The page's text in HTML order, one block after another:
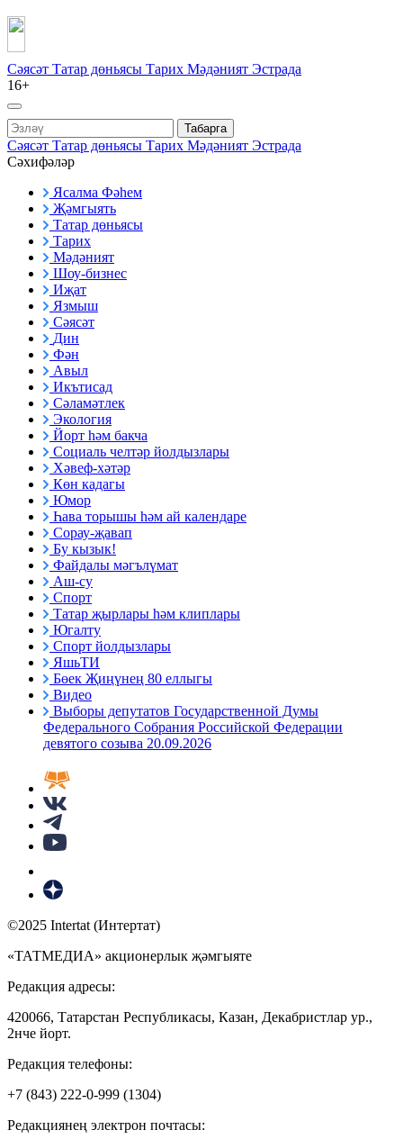
Сәясәт Татар дөньясы Тарих Мәдәният Эстрада
16+
Табарга
Сәясәт Татар дөньясы Тарих Мәдәният Эстрада
Сәхифәләр
Ясалма Фәһем
Җәмгыять
Татар дөньясы
Тарих
Мәдәният
Шоу-бизнес
Иҗат
Язмыш
Сәясәт
Дин
Фән
Авыл
Икътисад
Сәламәтлек
Экология
Йорт һәм бакча
Социаль челтәр йолдызлары
Хәвеф-хәтәр
Көн кадагы
Юмор
Һава торышы һәм ай календаре
Сорау-җавап
Бу кызык!
Файдалы мәгълүмат
Аш-су
Спорт
Татар җырлары һәм клиплары
Югалту
Спорт йолдызлары
ЯшьТИ
Бөек Җиңүнең 80 еллыгы
Видео
Выборы депутатов Государственной Думы
Федерального Собрания Российской Федерации
девятого созыва 20.09.2026
©2025 Intertat (Интертат)
«ТАТМЕДИА» акционерлык җәмгыяте
Редакция адресы:
420066, Татарстан Республикасы, Казан, Декабристлар ур.,
2нче йорт.
Редакция телефоны:
+7 (843) 222-0-999 (1304)
Редакциянең электрон почтасы: